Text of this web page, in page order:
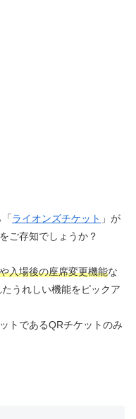
ライオンズチケット 」が
ご存知でしょうか？
入場後の座席変更機能な
うれしい機能をピックア
トであるQRチケットのみ